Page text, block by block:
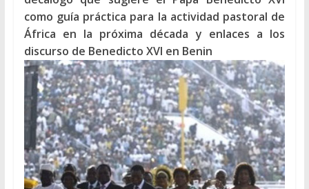
como guía práctica para la actividad pastoral de
África en la próxima década y enlaces a los
discurso de Benedicto XVI en Benin